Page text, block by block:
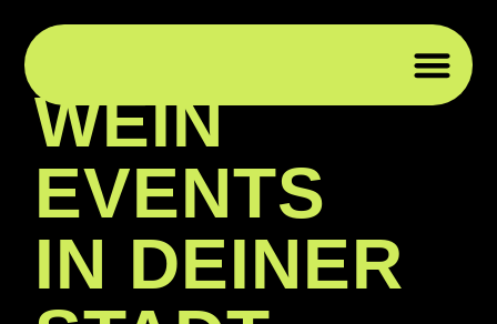
COOLE
WEIN
EVENTS
IN DEINER